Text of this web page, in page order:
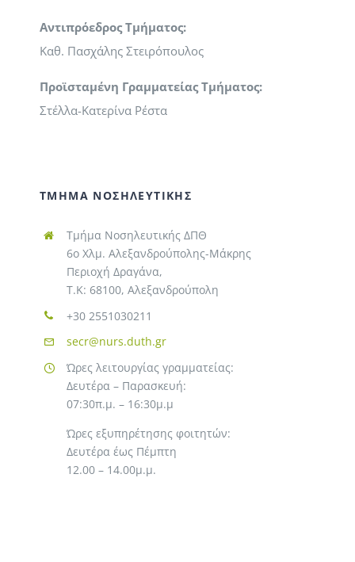
Αντιπρόεδρος Τμήματος:
Καθ. Πασχάλης Στειρόπουλος
Προϊσταμένη Γραμματείας Τμήματος:
Στέλλα-Κατερίνα Ρέστα
ΤΜΗΜΑ ΝΟΣΗΛΕΥΤΙΚΗΣ
Τμήμα Νοσηλευτικής ΔΠΘ
6ο Χλμ. Αλεξανδρούπολης-Μάκρης
Περιοχή Δραγάνα,
T.K: 68100, Αλεξανδρούπολη
+30 2551030211
secr@nurs.duth.gr
Ώρες λειτουργίας γραμματείας:
Δευτέρα – Παρασκευή:
07:30π.μ. – 16:30μ.μ
Ώρες εξυπηρέτησης φοιτητών:
Δευτέρα έως Πέμπτη
12.00 – 14.00μ.μ.